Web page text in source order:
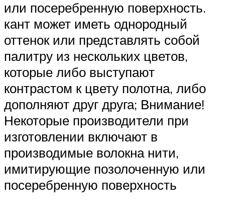
или посеребренную поверхность.
кант может иметь однородный
оттенок или представлять собой
палитру из нескольких цветов,
которые либо выступают
контрастом к цвету полотна, либо
дополняют друг друга; Внимание!
Некоторые производители при
изготовлении включают в
производимые волокна нити,
имитирующие позолоченную или
посеребренную поверхность